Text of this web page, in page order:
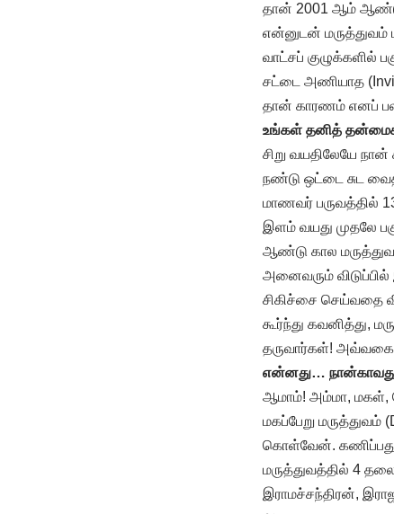
தான் 2001 ஆம்
என்னுடன் மருத்துவம்
வாட்சப் குழுக்களில்
சட்டை அணியாத
தான் காரணம் எனப் பல
உங்கள் தனித்
சிறு வயதிலேயே
நண்டு ஒட்டை சுட
மாணவர் பருவத்தில்
இளம் வயது முதலே
ஆண்டு கால
அனைவரும்
சிகிச்சை செய்வதை
கூர்ந்து கவனித்து,
தருவார்கள்!
என்னது… நான்காவது
ஆமாம்! அம்மா, மகள்,
மகப்பேறு மருத்துவம்
கொள்வேன்.
மருத்துவத்தில் 4
இராமச்சந்திரன்,